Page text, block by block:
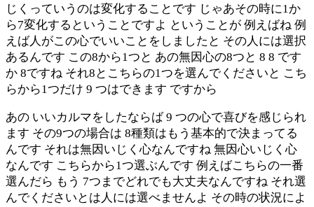
じくっていうのは変化することです じゃあその時に1か
ら7変化するということですよ ということが 例えばね 例
えば人がこの心でいいことをしましたと その人には選択
あるんです この8から1つと あの無因心の8つと 8 8 です
か 8ですね それ8とこちらの1つを選んでくださいと こち
らから1つだけ 9 つはできます ですから
あの いいカルマをしたならば 9 つの心で喜びを感じられ
ます その9つの場合は 8種類はもう基本的で決まってる
んです それは無因いじく心なんですね 無因心いじく心
なんです こちらから1つ選ぶんです 例えばこちらの一番
選んだら もう 7つまでどれでも大丈夫なんですね それ選
んでくださいとは人には選べませんよ その時の状況によ